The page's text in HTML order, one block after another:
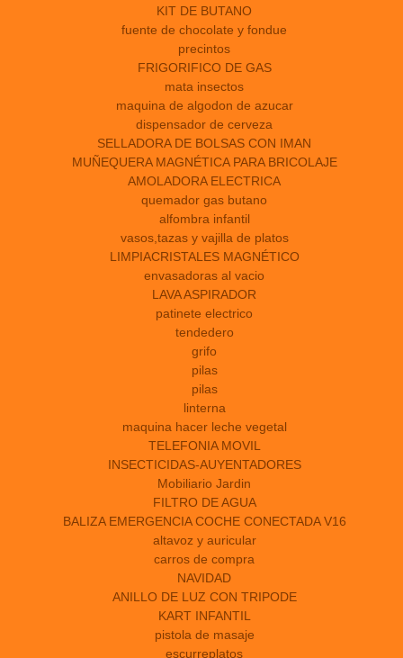
KIT DE BUTANO
fuente de chocolate y fondue
precintos
FRIGORIFICO DE GAS
mata insectos
maquina de algodon de azucar
dispensador de cerveza
SELLADORA DE BOLSAS CON IMAN
MUÑEQUERA MAGNÉTICA PARA BRICOLAJE
AMOLADORA ELECTRICA
quemador gas butano
alfombra infantil
vasos,tazas y vajilla de platos
LIMPIACRISTALES MAGNÉTICO
envasadoras al vacio
LAVA ASPIRADOR
patinete electrico
tendedero
grifo
pilas
pilas
linterna
maquina hacer leche vegetal
TELEFONIA MOVIL
INSECTICIDAS-AUYENTADORES
Mobiliario Jardin
FILTRO DE AGUA
BALIZA EMERGENCIA COCHE CONECTADA V16
altavoz y auricular
carros de compra
NAVIDAD
ANILLO DE LUZ CON TRIPODE
KART INFANTIL
pistola de masaje
escurreplatos